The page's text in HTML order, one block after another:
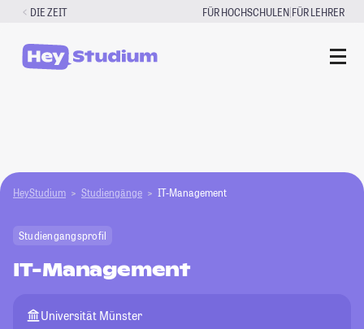
Zum
springen
DIE ZEIT FÜR HOCHSCHULEN|FÜR LEHRER
HeyStudium Studiengänge IT-Management
Studiengangsprofil
IT-Management
Universität Münster